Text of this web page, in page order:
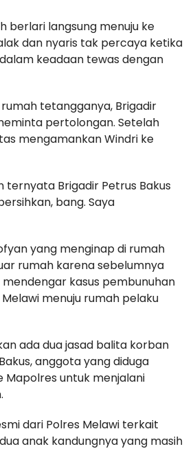
berlari langsung menuju ke
dan nyaris tak percaya ketika
keadaan tewas dengan
tetangganya, Brigadir
pertolongan. Setelah
mengamankan Windri ke
ternyata Brigadir Petrus Bakus
bang. Saya
yang menginap di rumah
rumah karena sebelumnya
kasus pembunuhan
menuju rumah pelaku
ada dua jasad balita korban
anggota yang diduga
Mapolres untuk menjalani
dari Polres Melawi terkait
anak kandungnya yang masih